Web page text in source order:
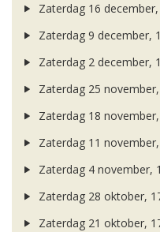
Zaterdag 16
Zaterdag 9 december,
Zaterdag 2 december,
Zaterdag 25
Zaterdag 18
Zaterdag 11
Zaterdag 4 november,
Zaterdag 28 oktober,
Zaterdag 21 oktober,